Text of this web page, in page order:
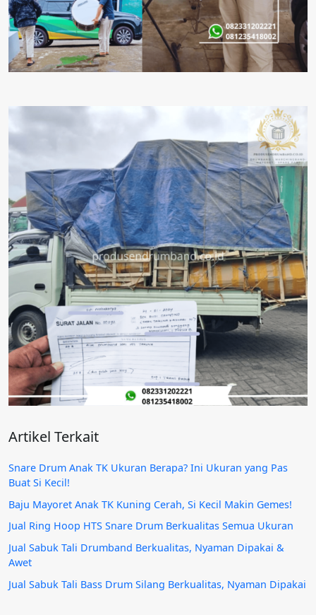
Artikel Terkait
Snare Drum Anak TK Ukuran Berapa? Ini Ukuran yang Pas
Buat Si Kecil!
Baju Mayoret Anak TK Kuning Cerah, Si Kecil Makin Gemes!
Jual Ring Hoop HTS Snare Drum Berkualitas Semua Ukuran
Jual Sabuk Tali Drumband Berkualitas, Nyaman Dipakai &
Awet
Jual Sabuk Tali Bass Drum Silang Berkualitas, Nyaman Dipakai